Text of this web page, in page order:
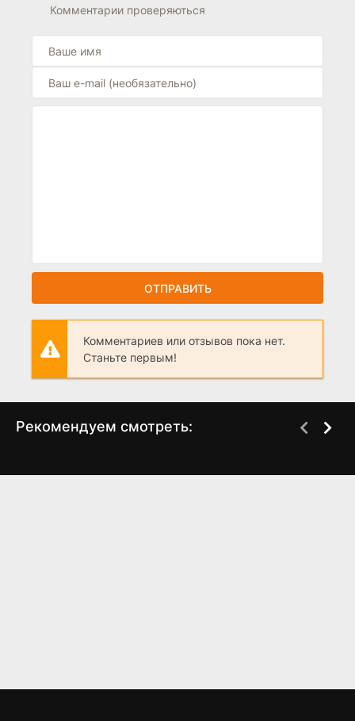
Комментарии проверяються
ОТПРАВИТЬ
Комментариев или отзывов пока нет.
Станьте первым!
Рекомендуем смотреть: